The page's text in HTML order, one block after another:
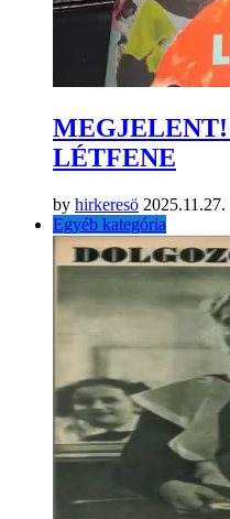
LÉTFENE
by hirkeresö 2025.11.27.
Egyéb kategória